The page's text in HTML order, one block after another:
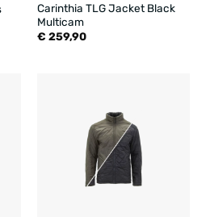
Carinthia TLG Jacket Black
Multicam
€ 259,90